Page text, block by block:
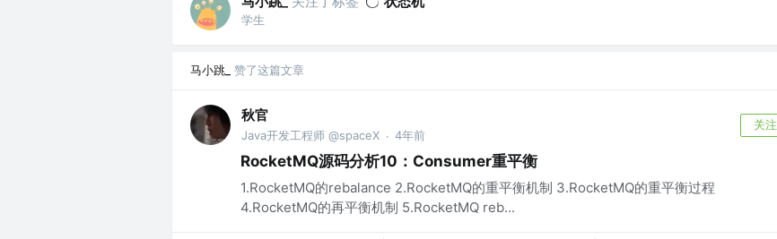
学生
马小跳_ 赞了这篇文章
秋官
Java开发工程师 @spaceX · 4年前
关注
RocketMQ源码分析10：Consumer重平衡
1.RocketMQ的rebalance 2.RocketMQ的重平衡机制 3.RocketMQ的重平衡过程
4.RocketMQ的再平衡机制 5.RocketMQ reb...